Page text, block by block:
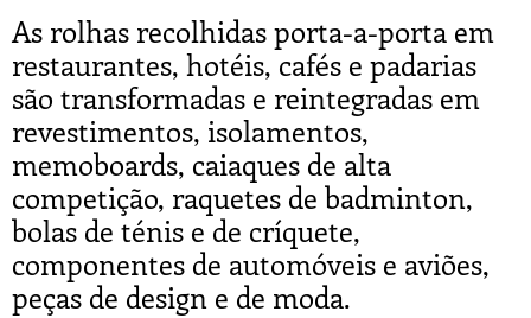
As rolhas recolhidas porta-a-porta em
restaurantes, hotéis, cafés e padarias
são transformadas e reintegradas em
revestimentos, isolamentos,
memoboards, caiaques de alta
competição, raquetes de badminton,
bolas de ténis e de críquete,
componentes de automóveis e aviões,
peças de design e de moda.